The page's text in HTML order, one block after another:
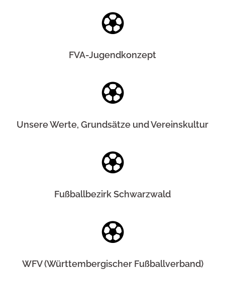
FVA-Jugendkonzept
Unsere Werte, Grundsätze und Vereinskultur
Fußballbezirk Schwarzwald
WFV (Württembergischer Fußballverband)